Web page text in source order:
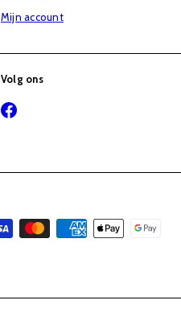
Mijn account
Volg ons
Facebook